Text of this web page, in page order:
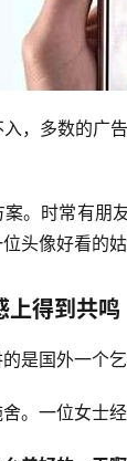
，多数的广
。时常有朋
头像好看的
上得到共鸣
是国外一个
。一位女士